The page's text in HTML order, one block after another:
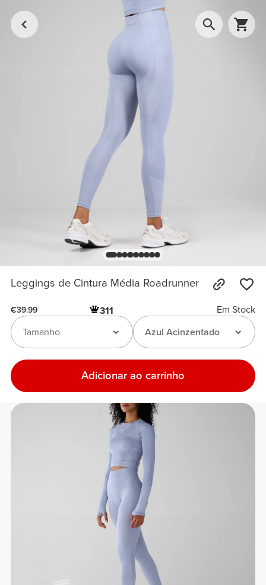
Leggings de Cintura Média Roadrunner
€39.99 311
Em Stock
Azul Acinzentado
Tamanho
Adicionar ao carrinho